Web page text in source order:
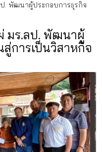
ป. พัฒนาผู้ประกอบการธุรกิจ
มร.ลป. พัฒนาผู้
การเป็นวิสาหกิจ